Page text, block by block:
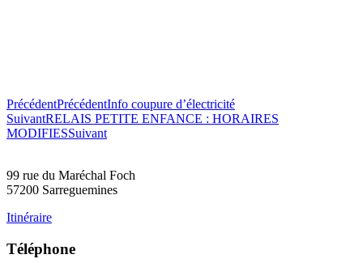
PrécédentPrécédentInfo coupure d’électricité
SuivantRELAIS PETITE ENFANCE : HORAIRES
MODIFIESSuivant
99 rue du Maréchal Foch
57200 Sarreguemines
Itinéraire
Téléphone